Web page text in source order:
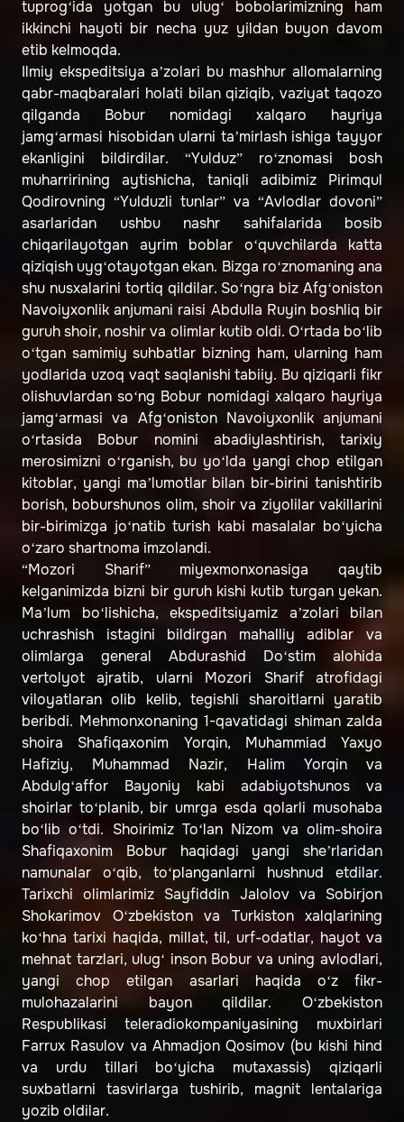
tuprog‘ida yotgan bu ulug‘ bobolarimizning ham
ikkinchi hayoti bir necha yuz yildan buyon davom
etib kelmoqda.
Ilmiy ekspeditsiya a’zolari bu mashhur allomalarning
qabr-maqbaralari holati bilan qiziqib, vaziyat taqozo
qilganda Bobur nomidagi xalqaro hayriya
jamg‘armasi hisobidan ularni ta’mirlash ishiga tayyor
ekanligini bildirdilar. “Yulduz” ro‘znomasi bosh
muharririning aytishicha, taniqli adibimiz Pirimqul
Qodirovning “Yulduzli tunlar” va “Avlodlar dovoni”
asarlaridan ushbu nashr sahifalarida bosib
chiqarilayotgan ayrim boblar o‘quvchilarda katta
qiziqish uyg‘otayotgan ekan. Bizga ro‘znomaning ana
shu nusxalarini tortiq qildilar. So‘ngra biz Afg‘oniston
Navoiyxonlik anjumani raisi Abdulla Ruyin boshliq bir
guruh shoir, noshir va olimlar kutib oldi. O‘rtada bo‘lib
o‘tgan samimiy suhbatlar bizning ham, ularning ham
yodlarida uzoq vaqt saqlanishi tabiiy. Bu qiziqarli fikr
olishuvlardan so‘ng Bobur nomidagi xalqaro hayriya
jamg‘armasi va Afg‘oniston Navoiyxonlik anjumani
o‘rtasida Bobur nomini abadiylashtirish, tarixiy
merosimizni o‘rganish, bu yo‘lda yangi chop etilgan
kitoblar, yangi ma’lumotlar bilan bir-birini tanishtirib
borish, boburshunos olim, shoir va ziyolilar vakillarini
bir-birimizga jo‘natib turish kabi masalalar bo‘yicha
o‘zaro shartnoma imzolandi.
“Mozori Sharif” miyexmonxonasiga qaytib
kelganimizda bizni bir guruh kishi kutib turgan yekan.
Ma’lum bo‘lishicha, ekspeditsiyamiz a’zolari bilan
uchrashish istagini bildirgan mahalliy adiblar va
olimlarga general Abdurashid Do‘stim alohida
vertolyot ajratib, ularni Mozori Sharif atrofidagi
viloyatlaran olib kelib, tegishli sharoitlarni yaratib
beribdi. Mehmonxonaning 1-qavatidagi shiman zalda
shoira Shafiqaxonim Yorqin, Muhammiad Yaxyo
Hafiziy, Muhammad Nazir, Halim Yorqin va
Abdulg‘affor Bayoniy kabi adabiyotshunos va
shoirlar to‘planib, bir umrga esda qolarli musohaba
bo‘lib o‘tdi. Shoirimiz To‘lan Nizom va olim-shoira
Shafiqaxonim Bobur haqidagi yangi she’rlaridan
namunalar o‘qib, to‘planganlarni hushnud etdilar.
Tarixchi olimlarimiz Sayfiddin Jalolov va Sobirjon
Shokarimov O‘zbekiston va Turkiston xalqlarining
ko‘hna tarixi haqida, millat, til, urf-odatlar, hayot va
mehnat tarzlari, ulug‘ inson Bobur va uning avlodlari,
yangi chop etilgan asarlari haqida o‘z fikr-
mulohazalarini bayon qildilar. O‘zbekiston
Respublikasi teleradiokompaniyasining muxbirlari
Farrux Rasulov va Ahmadjon Qosimov (bu kishi hind
va urdu tillari bo‘yicha mutaxassis) qiziqarli
suxbatlarni tasvirlarga tushirib, magnit lentalariga
yozib oldilar.